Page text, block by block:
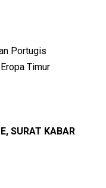
Portugis
Timur
SURAT KABAR